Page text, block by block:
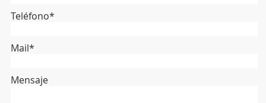
Teléfono*
Mail*
Mensaje